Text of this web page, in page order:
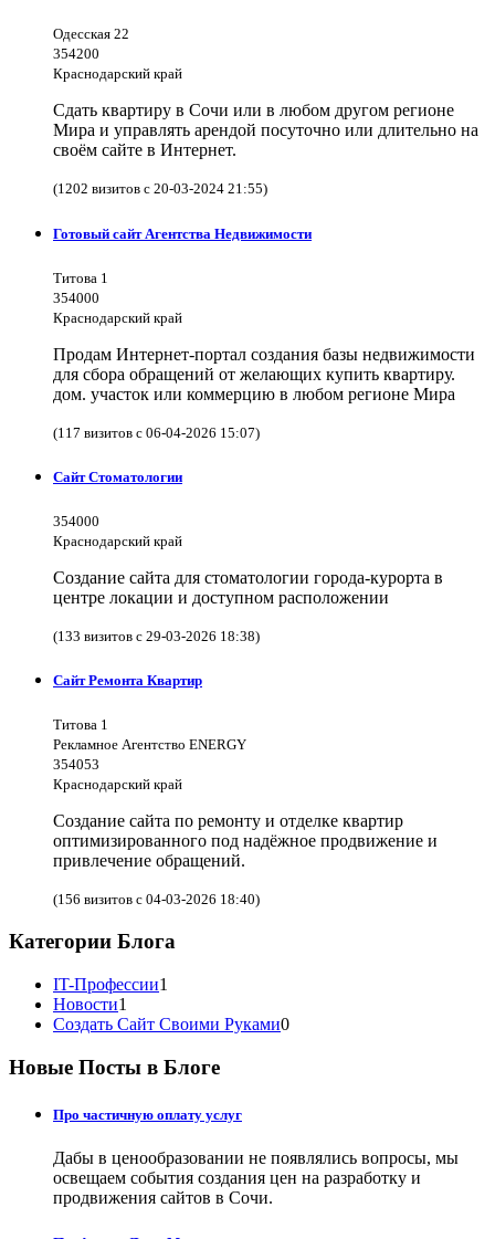
Одесская 22
354200
Краснодарский край
Сдать квартиру в Сочи или в любом другом регионе
Мира и управлять арендой посуточно или длительно на
своём сайте в Интернет.
(1202 визитов с 20-03-2024 21:55)
Готовый сайт Агентства Недвижимости
Титова 1
354000
Краснодарский край
Продам Интернет-портал создания базы недвижимости
для сбора обращений от желающих купить квартиру.
дом. участок или коммерцию в любом регионе Мира
(117 визитов с 06-04-2026 15:07)
Сайт Стоматологии
354000
Краснодарский край
Создание сайта для стоматологии города-курорта в
центре локации и доступном расположении
(133 визитов с 29-03-2026 18:38)
Сайт Ремонта Квартир
Титова 1
Рекламное Агентство ENERGY
354053
Краснодарский край
Создание сайта по ремонту и отделке квартир
оптимизированного под надёжное продвижение и
привлечение обращений.
(156 визитов с 04-03-2026 18:40)
Категории Блога
IT-Профессии1
Новости1
Создать Сайт Своими Руками0
Новые Посты в Блоге
Про частичную оплату услуг
Дабы в ценообразовании не появлялись вопросы, мы
освещаем события создания цен на разработку и
продвижения сайтов в Сочи.